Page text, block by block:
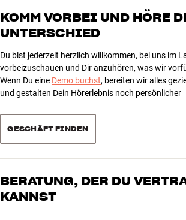
KOMM VORBEI UND HÖRE
UNTERSCHIED
Du bist jederzeit herzlich willkommen, bei uns im
vorbeizuschauen und Dir anzuhören, was wir
Wenn Du eine Demo buchst, bereiten wir alles
und gestalten Dein Hörerlebnis noch persönlicher
GESCHÄFT FINDEN
BERATUNG, DER DU
KANNST